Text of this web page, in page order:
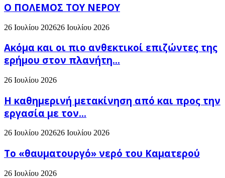
Ο ΠΟΛΕΜΟΣ ΤΟΥ ΝΕΡΟΥ
26 Ιουλίου 202626 Ιουλίου 2026
Ακόμα και οι πιο ανθεκτικοί επιζώντες της
ερήμου στον πλανήτη...
26 Ιουλίου 2026
H καθημερινή μετακίνηση από και προς την
εργασία με τον...
26 Ιουλίου 202626 Ιουλίου 2026
Το «θαυματουργό» νερό του Καματερού
26 Ιουλίου 2026